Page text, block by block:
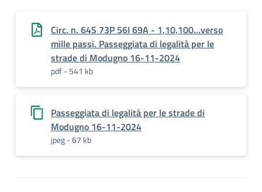
Circ. n. 64S 73P 56I 69A - 1,10,100...verso
mille passi. Passeggiata di legalità per le
strade di Modugno 16-11-2024
pdf - 541 kb
Passeggiata di legalità per le strade di
Modugno 16-11-2024
jpeg - 67 kb